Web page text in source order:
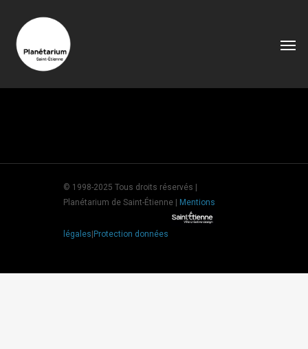
© 1998-2025 Tous droits réservés |
Planétarium de Saint-Étienne |
Mentions
légales|Protection données